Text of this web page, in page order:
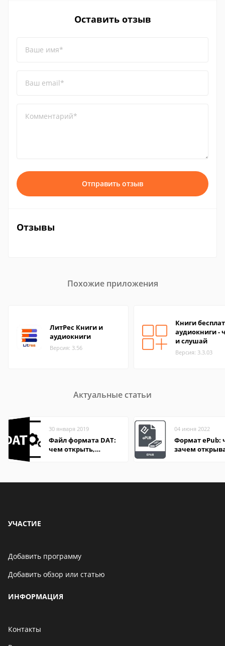
Оставить отзыв
Ваше имя*
Ваш email*
Комментарий*
Отправить отзыв
Отзывы
Похожие приложения
ЛитРес Книги и
аудиокниги
Версия: 3.56
Книги
аудиокниги -
и слушай
Версия: 3.3.03
Актуальные статьи
30 января 2019
Файл формата DAT:
чем открыть,
04 июня 2022
Формат ePub:
зачем
УЧАСТИЕ
Добавить программу
Добавить обзор или статью
ИНФОРМАЦИЯ
Контакты